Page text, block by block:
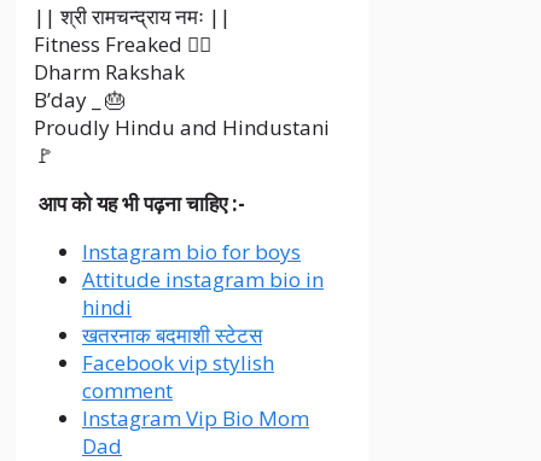
|| श्री रामचन्द्राय नमः ||
Fitness Freaked 🏋‍♀️
Dharm Rakshak
B’day _ 🎂
Proudly Hindu and Hindustani
🚩
आप को यह भी पढ़ना चाहिए :-
Instagram bio for boys
Attitude instagram bio in
hindi
खतरनाक बदमाशी स्टेटस
Facebook vip stylish
comment
Instagram Vip Bio Mom
Dad